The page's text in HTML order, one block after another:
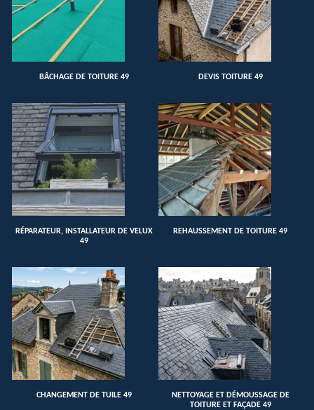
BÂCHAGE DE TOITURE 49 DEVIS TOITURE 49
RÉPARATEUR, INSTALLATEUR DE VELUX
49
REHAUSSEMENT DE TOITURE 49
CHANGEMENT DE TUILE 49
NETTOYAGE ET DÉMOUSSAGE DE
TOITURE ET FAÇADE 49